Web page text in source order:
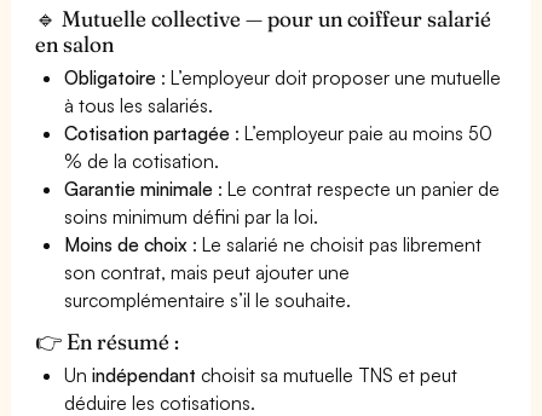
🔹 Mutuelle collective — pour un coiffeur salarié
en salon
Obligatoire : L’employeur doit proposer une mutuelle
à tous les salariés.
Cotisation partagée : L’employeur paie au moins 50
% de la cotisation.
Garantie minimale : Le contrat respecte un panier de
soins minimum défini par la loi.
Moins de choix : Le salarié ne choisit pas librement
son contrat, mais peut ajouter une
surcomplémentaire s’il le souhaite.
👉 En résumé :
Unindépendant choisit sa mutuelle TNS et peut
déduire les cotisations.